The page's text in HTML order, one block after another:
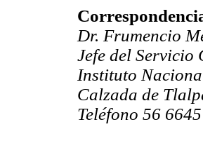
Dr. Frumencio
Jefe del Servicio
Instituto
Calzada de
Teléfono 56